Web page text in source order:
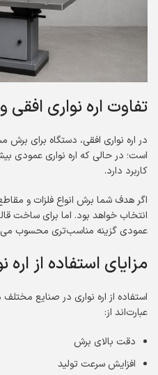
تفاوت اره نواری
در اره نواری افقی، دستگاه برای برش
است؛ در حالی که اره نواری عمودی
کاربرد دارد.
اگر هدف شما برش انواع فلزات و
انتخاب خواهد بود. اما برای ساخت
عمودی گزینه مناسب‌تری محسوب
مزایای استفاده از اره
استفاده از اره نواری در صنایع
عبارت‌اند از:
دقت بالای برش
افزایش سرعت تولید